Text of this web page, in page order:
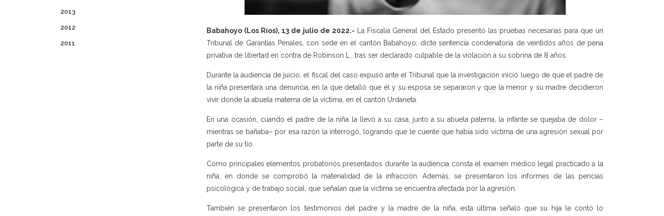
2013
2012
2011
Babahoyo (Los Ríos), 13 de julio de 2022.- La Fiscalía General del Estado presentó las pruebas necesarias para que un
Tribunal de Garantías Penales, con sede en el cantón Babahoyo, dicte sentencia condenatoria de veintidós años de pena
privativa de libertad en contra de Robinson L., tras ser declarado culpable de la violación a su sobrina de 8 años.
Durante la audiencia de juicio, el fiscal del caso expuso ante el Tribunal que la investigación inició luego de que el padre de
la niña presentara una denuncia, en la que detalló que él y su esposa se separaron y que la menor y su madre decidieron
vivir donde la abuela materna de la víctima, en el cantón Urdaneta.
En una ocasión, cuando el padre de la niña la llevó a su casa, junto a su abuela paterna, la infante se quejaba de dolor –
mientras se bañaba– por esa razón la interrogó, logrando que le cuente que había sido víctima de una agresión sexual por
parte de su tío.
Como principales elementos probatorios presentados durante la audiencia consta el examen médico legal practicado a la
niña, en donde se comprobó la materialidad de la infracción. Además, se presentaron los informes de las pericias
psicológica y de trabajo social, que señalan que la víctima se encuentra afectada por la agresión.
También se presentaron los testimonios del padre y la madre de la niña, esta última señaló que su hija le contó lo